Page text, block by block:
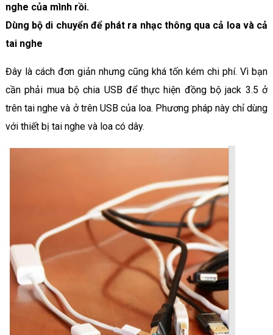
nghe của mình rồi.
Dùng bộ di chuyển để phát ra nhạc thông qua cả loa và cả
tai nghe
Đây là cách đơn giản nhưng cũng khá tốn kém chi phí. Vì bạn
cần phải mua bộ chia USB để thực hiện đồng bộ jack 3.5 ở
trên tai nghe và ở trên USB của loa. Phương pháp này chỉ dùng
với thiết bị tai nghe và loa có dây.